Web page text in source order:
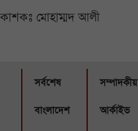
মোহাম্মদ আলী
সর্বশেষ
বাংলাদেশ
সম্পাদকীয়
আর্কাইভ